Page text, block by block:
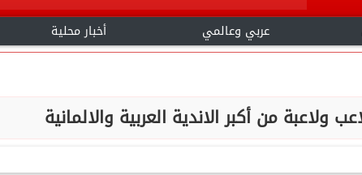
عربي وعالمي أخبار محلية